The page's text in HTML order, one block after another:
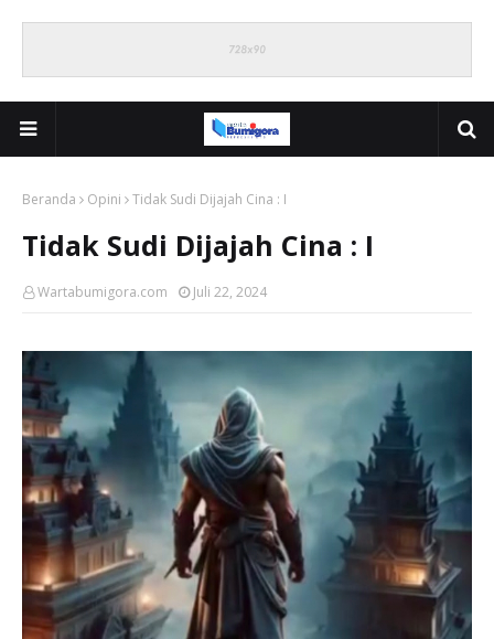
Beranda Opini Tidak Sudi Dijajah Cina : I
Tidak Sudi Dijajah Cina : I
Wartabumigora.com Juli 22, 2024